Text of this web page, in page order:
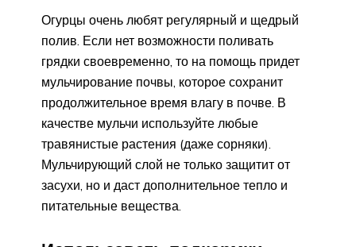
Огурцы очень любят регулярный и щедрый
полив. Если нет возможности поливать
грядки своевременно, то на помощь придет
мульчирование почвы, которое сохранит
продолжительное время влагу в почве. В
качестве мульчи используйте любые
травянистые растения (даже сорняки).
Мульчирующий слой не только защитит от
засухи, но и даст дополнительное тепло и
питательные вещества.